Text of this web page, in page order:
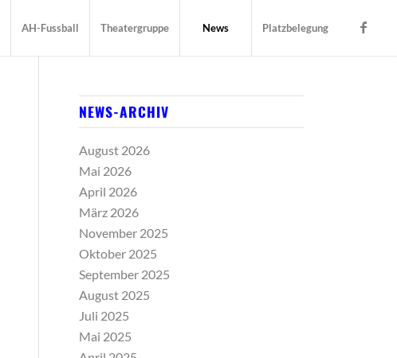
AH-Fussball Theatergruppe News Platzbelegung
NEWS-ARCHIV
August 2026
Mai 2026
April 2026
März 2026
November 2025
Oktober 2025
September 2025
August 2025
Juli 2025
Mai 2025